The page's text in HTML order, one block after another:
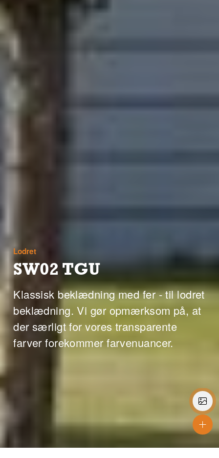
Lodret
SW02 TGU
Klassisk beklædning med fer - til lodret
beklædning. Vi gør opmærksom på, at
der særligt for vores transparente
farver forekommer farvenuancer.